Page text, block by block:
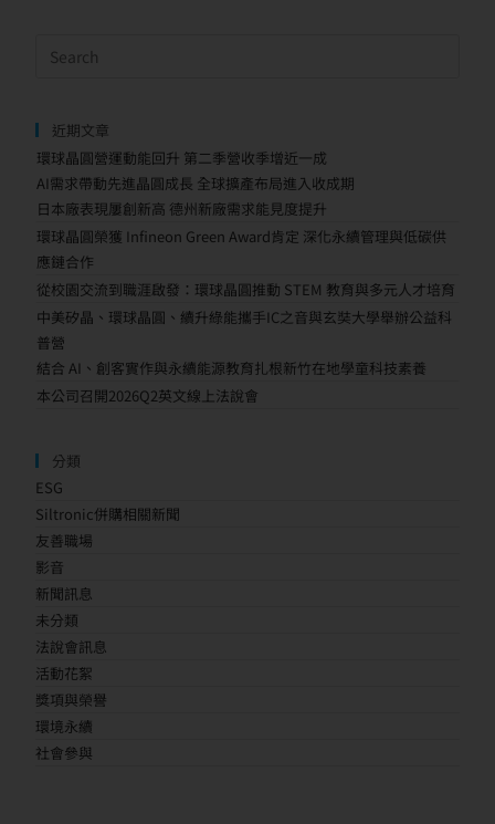
近期文章
環球晶圓營運動能回升 第二季營收季增近一成
AI需求帶動先進晶圓成長 全球擴產布局進入收成期
日本廠表現屢創新高 德州新廠需求能見度提升
環球晶圓榮獲 Infineon Green Award肯定 深化永續管理與低碳供
應鏈合作
從校園交流到職涯啟發：環球晶圓推動 STEM 教育與多元人才培育
中美矽晶、環球晶圓、續升綠能攜手IC之音與玄奘大學舉辦公益科
普營
結合 AI、創客實作與永續能源教育扎根新竹在地學童科技素養
本公司召開2026Q2英文線上法說會
分類
ESG
Siltronic併購相關新聞
友善職場
影音
新聞訊息
未分類
法說會訊息
活動花絮
獎項與榮譽
環境永續
社會參與